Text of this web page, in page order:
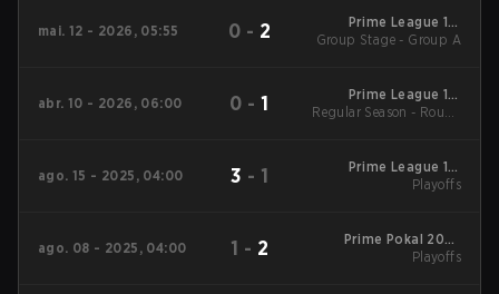
mai. 12 - 2026, 05:55 0 - 2
Prime League 1st
Division - Prime
Group Stage - Group A
abr. 10 - 2026, 06:00 0 -1
Prime League 1st
Division - Prime
Regular Season - Round
ago. 15 - 2025, 04:00 3 - 1
Prime League 1st
Division Season Finals
Playoffs
ago. 08 - 2025, 04:00 1 - 2
Prime Pokal 2025
Playoffs
Playoffs